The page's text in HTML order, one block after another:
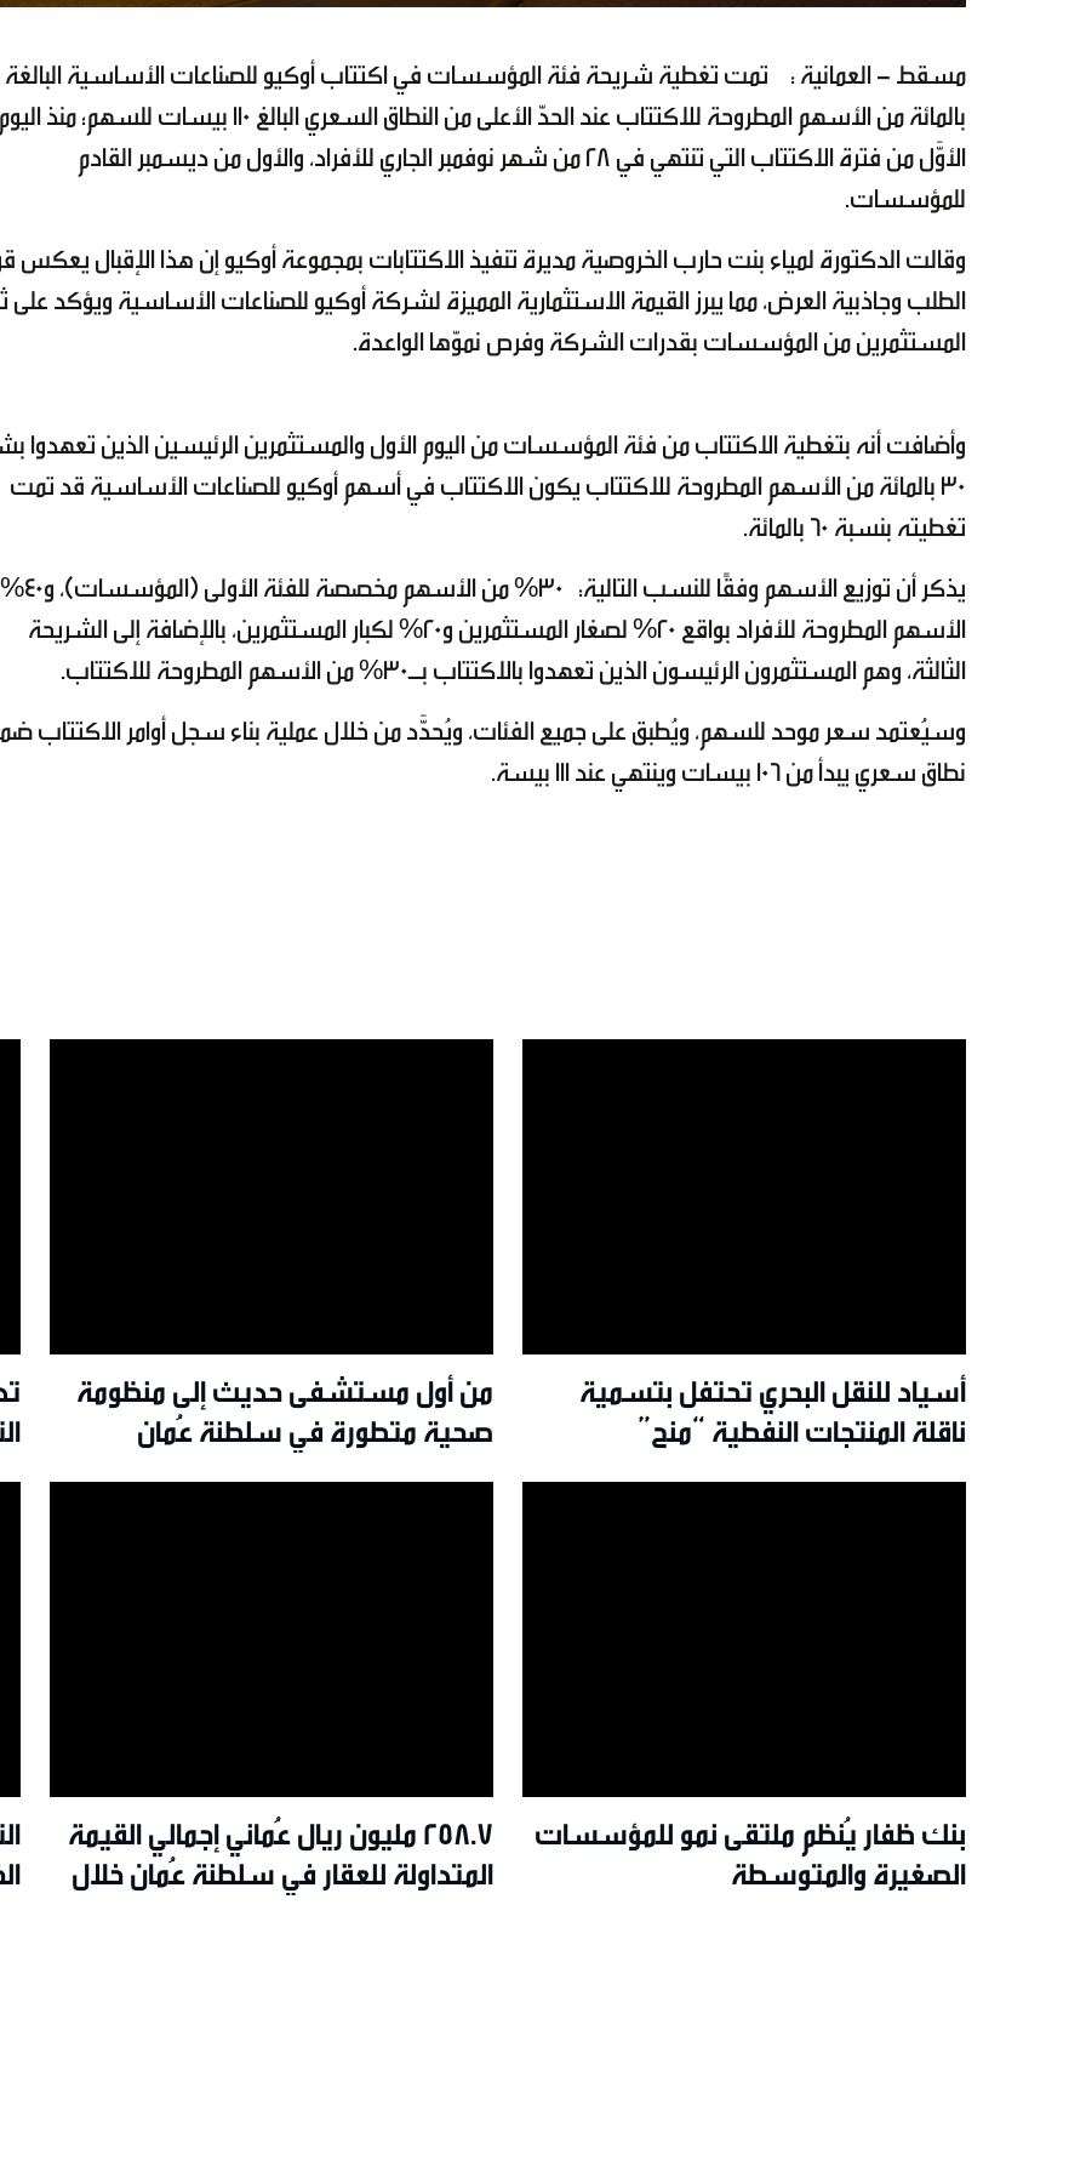
بالمائة من الأسهم المطروحة للاكتتاب عند الحدّ الأعلى من النطاق السعري البالغ 110 بيسات للسهم؛ منذ اليوم
الأوَّل من فترة الاكتتاب التي تنتهي في 28 من شهر نوفمبر الجاري للأفراد، والأول من ديسمبر القادم
للمؤسسات.
وقالت الدكتورة لمياء بنت حارب الخروصية مديرة تنفيذ الاكتتابات بمجموعة أوكيو إن هذا الإقبال يعكس
الطلب وجاذبية العرض، مما يبرز القيمة الاستثمارية المميزة لشركة أوكيو للصناعات الأساسية ويؤكد على
المستثمرين من المؤسسات بقدرات الشركة وفرص نموّها الواعدة.
وأضافت أنه بتغطية الاكتتاب من فئة المؤسسات من اليوم الأول والمستثمرين الرئيسين الذين تعهدوا
30 بالمائة من الأسهم المطروحة للاكتتاب يكون الاكتتاب في أسهم أوكيو للصناعات الأساسية قد تمت
تغطيته بنسبة 60 بالمائة.
يذكر أن توزيع الأسهم وفقًا للنسب
الأسهم المطروحة للأفراد بواقع 20% لصغار المستثمرين و20% لكبار المستثمرين، بالإضافة إلى الشريحة
الثالثة، وهم المستثمرون الرئيسون الذين تعهدوا بالاكتتاب بـ30% من الأسهم المطروحة للاكتتاب.
وسيُعتمد سعر موحد للسهم، ويُطبق على جميع الفئات، ويُحدَّد من خلال عملية بناء سجل أوامر الاكتتاب
نطاق سعري يبدأ من 106 بيسات وينتهي عند 111 بيسة.
أسياد للنقل البحري تحتفل بتسمية
ناقلة المنتجات النفطية “منح”
من أول مستشفى حديث إلى منظومة
صحية متطورة في سلطنة عُمان
بنك ظفار يُنظم ملتقى نمو للمؤسسات
الصغيرة والمتوسطة
258.7 مليون ريال عُماني إجمالي القيمة
المتداولة للعقار في سلطنة عُمان خلال